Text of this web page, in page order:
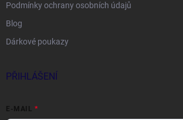
Podmínky ochrany osobních údajů
Blog
Dárkové poukazy
PŘIHLÁŠENÍ
E-MAIL